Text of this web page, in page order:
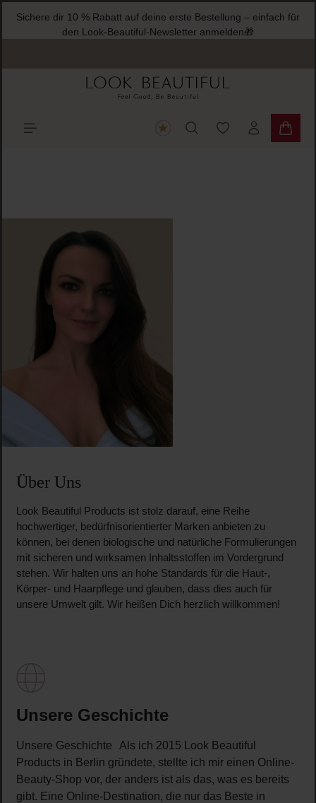
springen
Sichere dir 10 % Rabatt auf deine erste Bestellung – einfach für
den Look-Beautiful-Newsletter anmelden🎁
Du hast 0
Über Uns
Look Beautiful Products ist stolz darauf, eine Reihe
hochwertiger, bedürfnisorientierter Marken anbieten zu
können, bei denen biologische und natürliche Formulierungen
mit sicheren und wirksamen Inhaltsstoffen im Vordergrund
stehen. Wir halten uns an hohe Standards für die Haut-,
Körper- und Haarpflege und glauben, dass dies auch für
unsere Umwelt gilt. Wir heißen Dich herzlich willkommen!
Unsere Geschichte
Unsere Geschichte Als ich 2015 Look Beautiful
Products in Berlin gründete, stellte ich mir einen Online-
Beauty-Shop vor, der anders ist als das, was es bereits
gibt. Eine Online-Destination, die nur das Beste in